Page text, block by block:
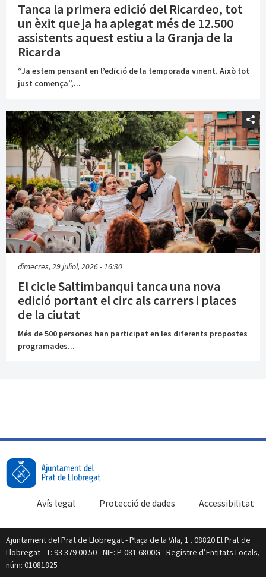
Tanca la primera edició del Ricardeo, tot
un èxit que ja ha aplegat més de 12.500
assistents aquest estiu a la Granja de la
Ricarda
“Ja estem pensant en l’edició de la temporada vinent. Això tot
just comença”,...
dimecres, 29 juliol, 2026 - 16:30
El cicle Saltimbanqui tanca una nova
edició portant el circ als carrers i places
de la ciutat
Més de 500 persones han participat en les diferents propostes
programades...
Accessibilitat
Protecció de dades
Avís legal
Ajuntament del Prat de Llobregat - Plaça de la Vila, 1 . 08820 El Prat de
Llobregat - T: 93 379 00 50 - NIF: P-081 6800G - Registre d’Entitats Locals,
núm: 01081825